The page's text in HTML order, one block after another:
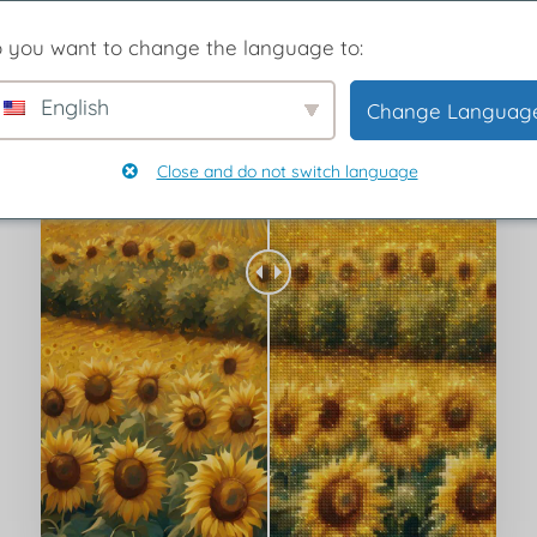
you want to change the language to:
English Change
Close and do not switch language